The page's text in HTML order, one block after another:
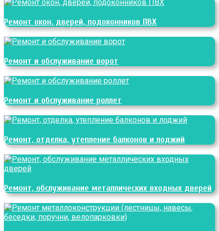
Ремонт окон, дверей, подоконников ПВХ
Ремонт и обслуживание ворот
Ремонт и обслуживание роллет
Ремонт, отделка, утепление балконов и лоджий
Ремонт, обслуживание металлических входных дверей